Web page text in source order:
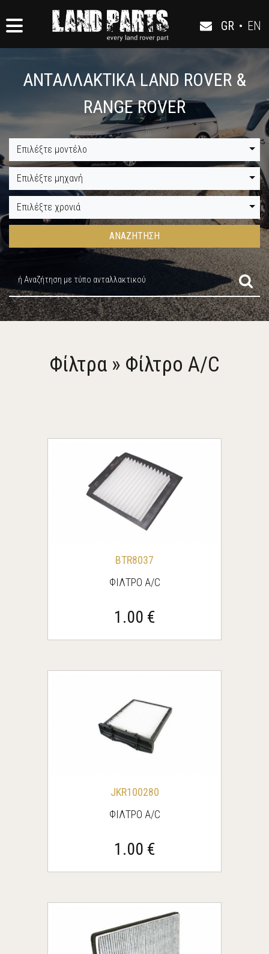
GR • EN
ΑΝΤΑΛΛΑΚΤΙΚΑ LAND ROVER &
RANGE ROVER
Επιλέξτε μοντέλο
Επιλέξτε μηχανή
Επιλέξτε χρονιά
ΑΝΑΖΗΤΗΣΗ
ή Αναζήτηση με τύπο ανταλλακτικού
Φίλτρα » Φίλτρο A/C
BΤR8037
ΦΙΛΤΡΟ Α/C
1.00 €
JKR100280
ΦΙΛΤΡΟ Α/C
1.00 €